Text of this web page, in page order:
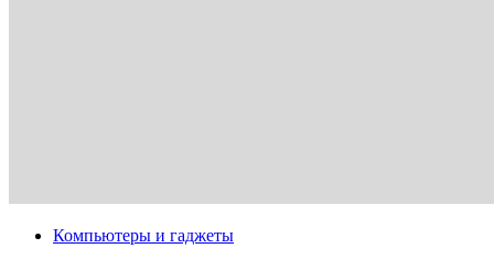
Компьютеры и гаджеты